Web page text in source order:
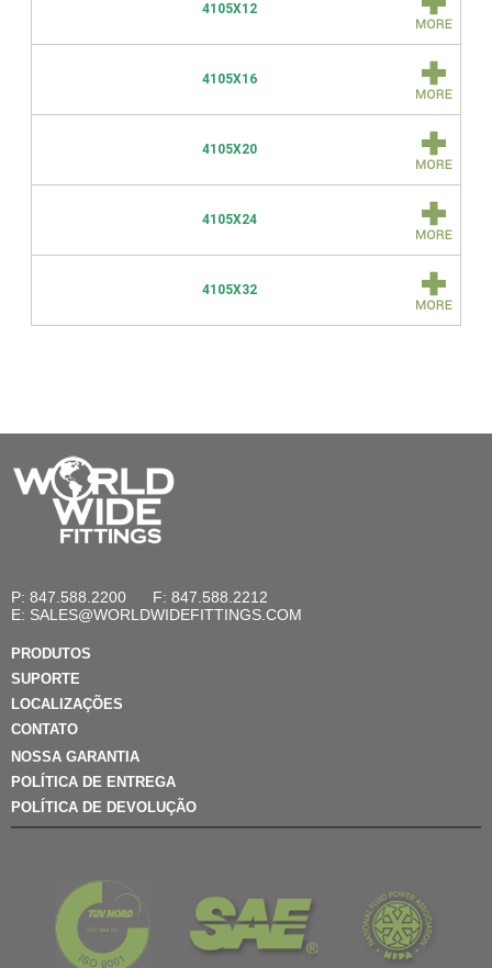
4105X12
4105X16
4105X20
4105X24
4105X32
P: 847.588.2200
F: 847.588.2212
E: SALES@WORLDWIDEFITTINGS.COM
PRODUTOS
SUPORTE
LOCALIZAÇÕES
CONTATO
NOSSA GARANTIA
POLÍTICA DE ENTREGA
POLÍTICA DE DEVOLUÇÃO